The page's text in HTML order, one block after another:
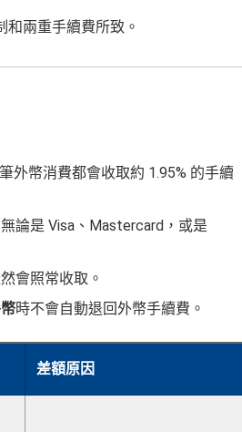
和兩重手續費所致。
外幣消費都會收取約 1.95% 的手續
論是 Visa、Mastercard，或是
會照常收取。
時不會自動退回外幣手續費。
差額原因